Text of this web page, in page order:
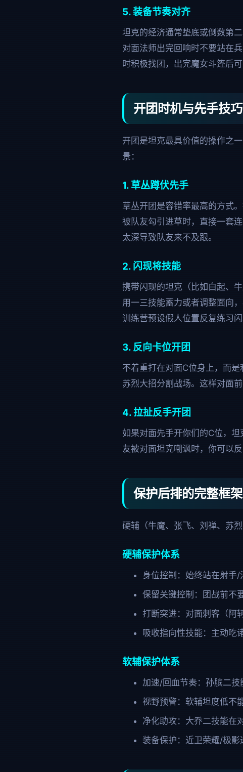
5. 装备节奏对齐
坦克的经济通常垫底或倒数第
对面法师出完回响时不要站在
时积极找团，出完魔女斗篷后
开团时机与先手技巧
开团是坦克最具价值的操作之
景：
1. 草丛蹲伏先手
草丛开团是容错率最高的方式
被队友勾引进草时，直接一套
太深导致队友来不及跟。
2. 闪现将技能
携带闪现的坦克（比如白起、
用一三技能蓄力或者调整面向
训练营预设假人位置反复练习闪
3. 反向卡位开团
不着重打在对面C位身上，而
苏烈大招分割战场。这样对面
4. 拉扯反手开团
如果对面先手开你们的C位，
友被对面坦克嘲讽时，你可以
保护后排的完整框架
硬辅（牛魔、张飞、刘禅、苏
硬辅保护体系
身位控制：始终站在射手
保留关键控制：团战前不
打断突进：对面刺客（阿
吸收指向性技能：主动吃
软辅保护体系
加速/回血节奏：孙膑二
视野预警：软辅坦度低不
净化助攻：大乔二技能在
装备保护：近卫荣耀/极影